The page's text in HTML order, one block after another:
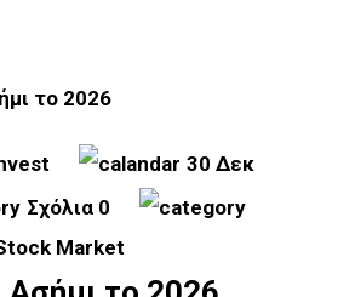
30 Δεκ
Σχόλια 0
Market